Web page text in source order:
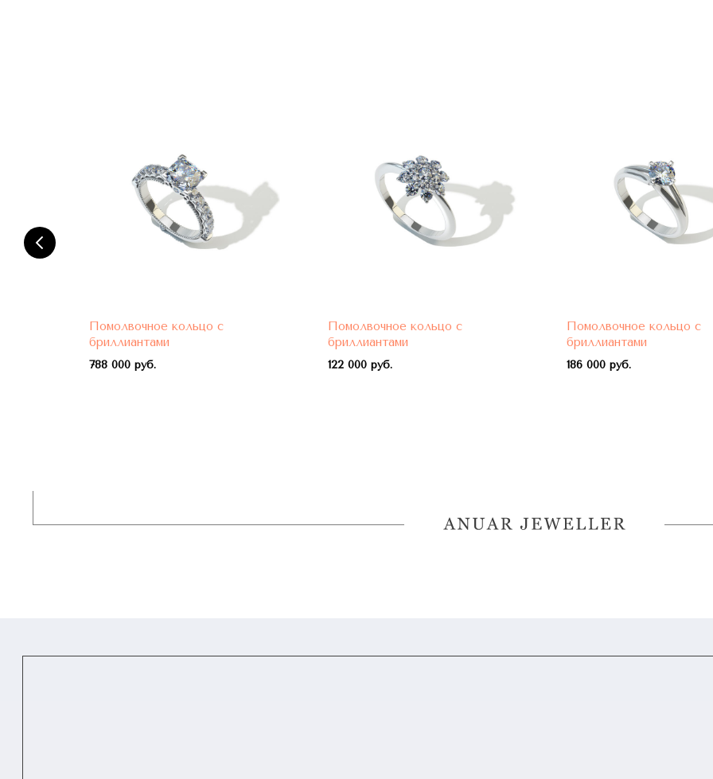
Помолвочное кольцо с
бриллиантами
788 000 руб.
Помолвочное кольцо с
бриллиантами
122 000 руб.
Помолвочное кольцо с
бриллиантами
186 000 руб.